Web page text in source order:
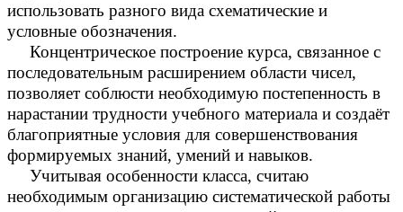
использовать разного вида схематические и
условные обозначения.
Концентрическое построение курса, связанное с
последовательным расширением области чисел,
позволяет соблюсти необходимую постепенность в
нарастании трудности учебного материала и создаёт
благоприятные условия для совершенствования
формируемых знаний, умений и навыков.
Учитывая особенности класса, считаю
необходимым организацию систематической работы